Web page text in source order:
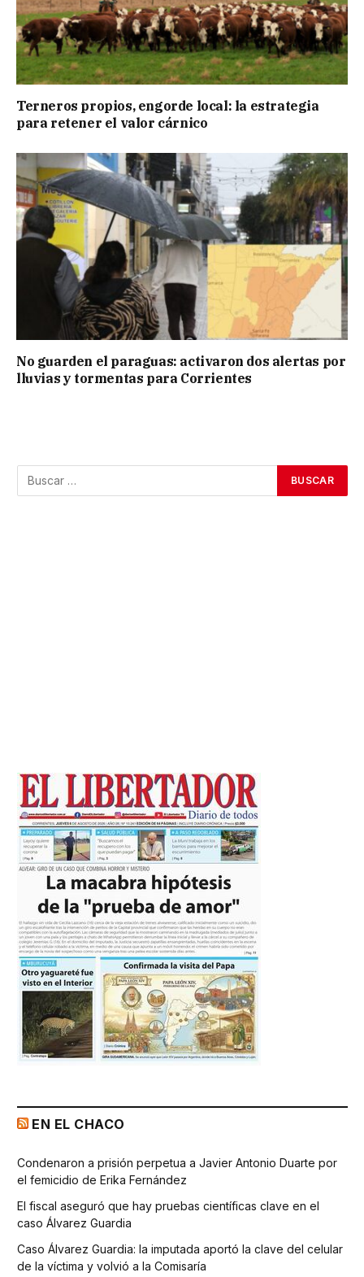
Terneros propios, engorde local: la estrategia
para retener el valor cárnico
No guarden el paraguas: activaron dos alertas por
lluvias y tormentas para Corrientes
EN EL CHACO
Condenaron a prisión perpetua a Javier Antonio Duarte por
el femicidio de Erika Fernández
El fiscal aseguró que hay pruebas científicas clave en el
caso Álvarez Guardia
Caso Álvarez Guardia: la imputada aportó la clave del celular
de la víctima y volvió a la Comisaría